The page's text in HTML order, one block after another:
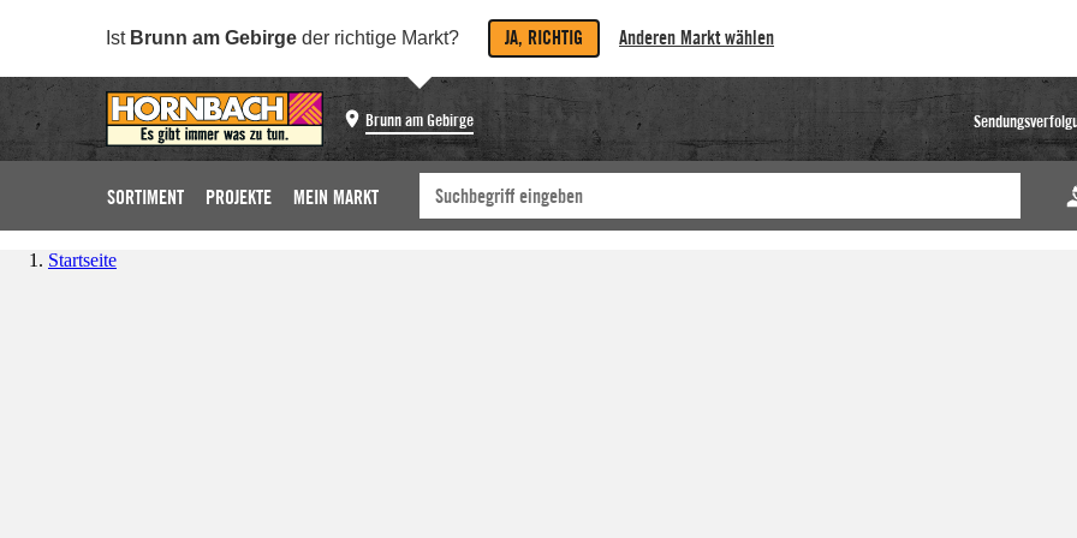
Ist Brunn am Gebirge der richtige Markt? JA, RICHTIG Anderen Markt wählen
Brunn am Gebirge
SORTIMENT PROJEKTE MEIN MARKT
Startseite